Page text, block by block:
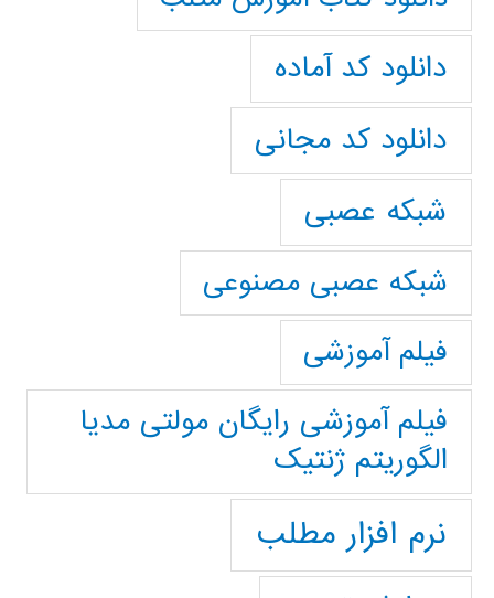
دانلود کد آماده
دانلود کد مجانی
شبکه عصبی
شبکه عصبی مصنوعی
فیلم آموزشی
فیلم آموزشی رایگان مولتی مدیا
الگوریتم ژنتیک
نرم افزار مطلب